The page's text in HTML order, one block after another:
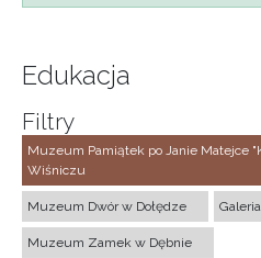
Edukacja
Filtry
Muzeum Pamiątek po Janie Matejce
Wiśniczu
Muzeum Dwór w Dołędze
Muzeum Zamek w Dębnie